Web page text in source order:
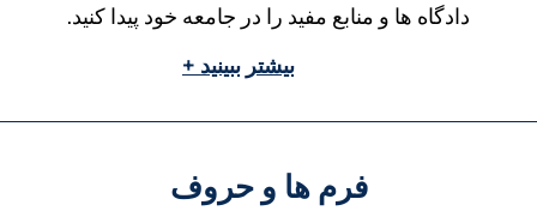
دادگاه ها و منابع مفید را در جامعه خود پیدا کنید.
بیشتر ببینید +
فرم ها و حروف